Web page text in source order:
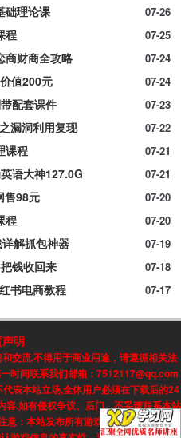
07-26
础理论课
07-25
程
07-24
商财商全攻略
07-24
值200元
07-23
配套课件
07-22
漏洞利用复现
07-21
课程
07-21
语大神127.0G
07-20
售98元
07-20
程
07-19
解抓包神器
07-18
钱收回来
07-17
书电商教程
明
交流,不得用于商业用途，请遵循相关法
时间联系我们邮箱：7512117@qq.com
表本站立场,全体用户必须在下载后的24
.如有侵权争议、后门、不妥请联系本站
：本站发布所有游戏信息，均来自互联